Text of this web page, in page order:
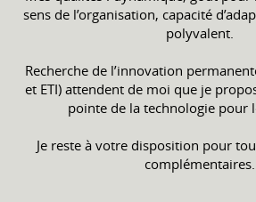
sens de l’organisation, capacité
polyvalent.
Recherche de l’innovation
et ETI) attendent de moi que je
pointe de la technologie pour
Je reste à votre disposition pour
complémentaires.